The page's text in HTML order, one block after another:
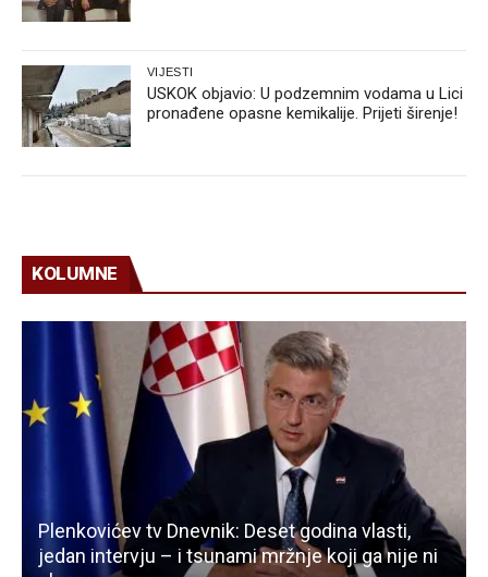
VIJESTI
USKOK objavio: U podzemnim vodama u Lici
pronađene opasne kemikalije. Prijeti širenje!
KOLUMNE
Plenkovićev tv Dnevnik: Deset godina vlasti,
jedan intervju – i tsunami mržnje koji ga nije ni